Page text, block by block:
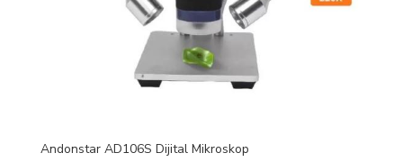
Andonstar AD106S Dijital Mikroskop